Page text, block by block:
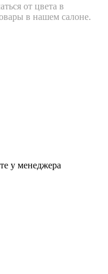
от цвета в
в нашем салоне.
у менеджера